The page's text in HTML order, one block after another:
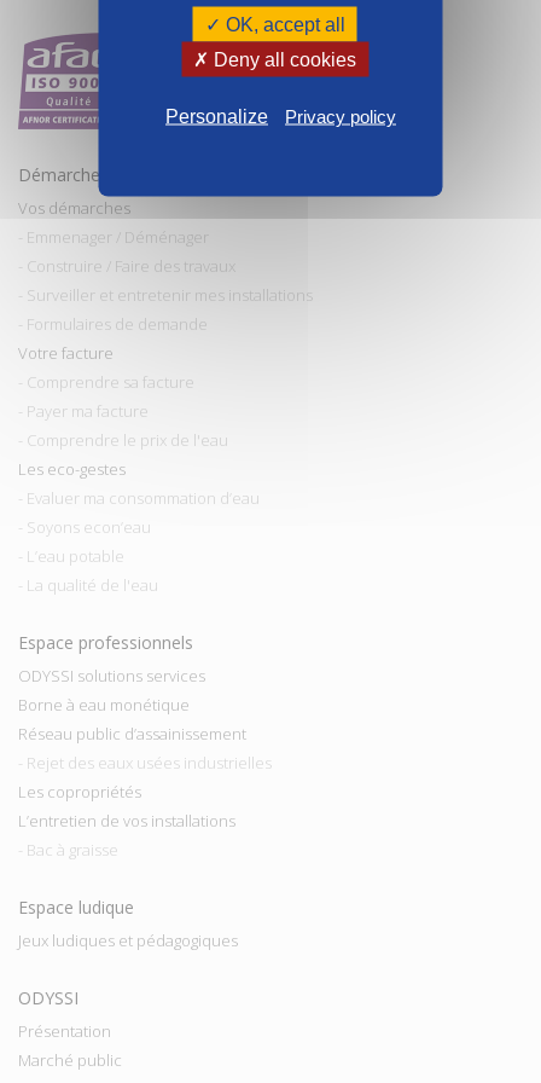
Démarches et conseils
Vos démarches
- Emmenager / Déménager
- Construire / Faire des travaux
- Surveiller et entretenir mes installations
- Formulaires de demande
Votre facture
- Comprendre sa facture
- Payer ma facture
- Comprendre le prix de l'eau
Les eco-gestes
- Evaluer ma consommation d’eau
- Soyons econ’eau
- L’eau potable
- La qualité de l'eau
Espace professionnels
ODYSSI solutions services
Borne à eau monétique
Réseau public d’assainissement
- Rejet des eaux usées industrielles
Les copropriétés
L’entretien de vos installations
- Bac à graisse
Espace ludique
Jeux ludiques et pédagogiques
ODYSSI
Présentation
Marché public
✓ OK, accept all
✗ Deny all cookies
Personalize Privacy policy